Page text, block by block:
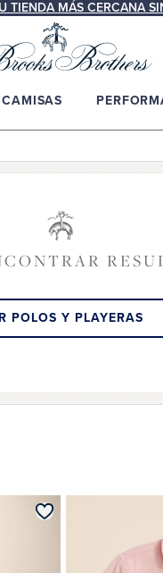
TIENDA MÁS CERCANA
CAMISAS
POLOS Y PLAYERAS